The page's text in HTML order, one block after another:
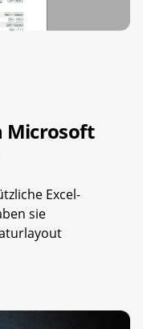
Microsoft
Excel-
sie